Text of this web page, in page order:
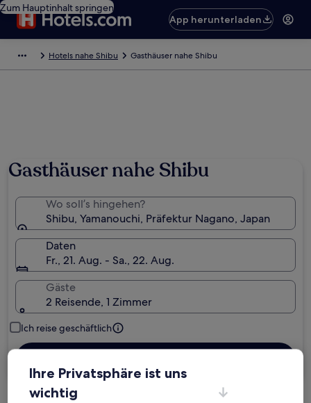
Zum Hauptinhalt springen
App herunterladen
Hotels nahe Shibu Gasthäuser nahe Shibu
Gasthäuser nahe Shibu
Wo soll’s hingehen?
Shibu, Yamanouchi, Präfektur Nagano, Japan
Daten
Fr., 21. Aug. - Sa., 22. Aug.
Gäste
2 Reisende, 1 Zimmer
Ich reise geschäftlich
Ihre Privatsphäre ist uns
wichtig